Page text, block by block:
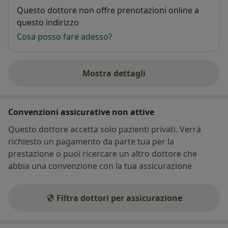
Disponibilità
Questo dottore non offre prenotazioni online a
questo indirizzo
Cosa posso fare adesso?
Mostra dettagli
sull'indirizzo
Convenzioni assicurative non attive
Questo dottore accetta solo pazienti privati. Verrà
richiesto un pagamento da parte tua per la
prestazione o puoi ricercare un altro dottore che
abbia una convenzione con la tua assicurazione
Filtra dottori per assicurazione